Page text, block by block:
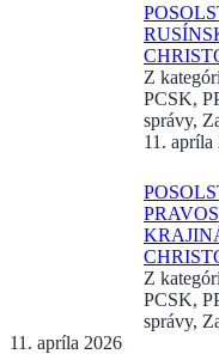
Z
PCSK,
správy,
11. apríla
Z
PCSK,
správy,
11. apríla 2026